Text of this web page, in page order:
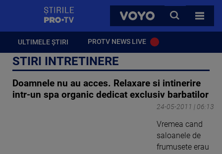
VOYO
CAUTA
TOATE
ULTIMELE ȘTIRI PROTV NEWS LIVE
STIRI INTRETINERE
Doamnele nu au acces. Relaxare si intinerire
intr-un spa organic dedicat exclusiv barbatilor
24-05-2011 | 06:13
Vremea cand
saloanele de
frumusete erau